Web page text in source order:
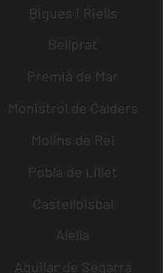
Bigues i Riells
Bellprat
Premià de Mar
Monistrol de Calders
Molins de Rei
Pobla de Lillet
Castellbisbal
Alella
Aguilar de Segarra